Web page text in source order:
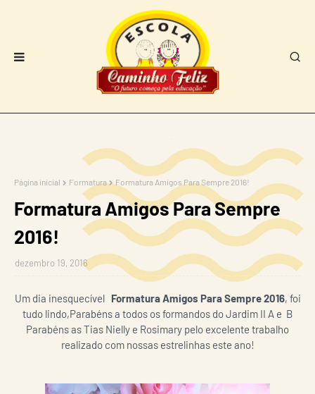
Página inicial Formatura Formatura Amigos Para Sempre 2016!
Formatura Amigos Para Sempre
2016!
dezembro 19, 2016
Um dia inesquecível Formatura Amigos Para Sempre 2016, foi
tudo lindo,Parabéns a todos os formandos do Jardim II A e B
Parabéns as Tias Nielly e Rosimary pelo excelente trabalho
realizado com nossas estrelinhas este ano!